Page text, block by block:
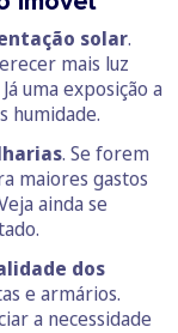
solar.
mais luz
uma exposição a
humidade.
. Se forem
maiores gastos
ainda se
dos
e armários.
a necessidade